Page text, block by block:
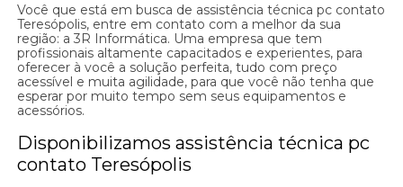
Você que está em busca de assistência técnica pc contato
Teresópolis, entre em contato com a melhor da sua
região: a 3R Informática. Uma empresa que tem
profissionais altamente capacitados e experientes, para
oferecer à você a solução perfeita, tudo com preço
acessível e muita agilidade, para que você não tenha que
esperar por muito tempo sem seus equipamentos e
acessórios.
Disponibilizamos assistência técnica pc
contato Teresópolis